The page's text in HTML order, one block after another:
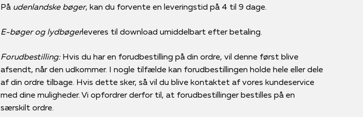
På udenlandske bøger, kan du forvente en leveringstid på 4 til 9 dage.
E-bøger og lydbøgerleveres til download umiddelbart efter betaling.
Forudbestilling:Hvis du har en forudbestilling på din ordre, vil denne først blive
afsendt, når den udkommer. I nogle tilfælde kan forudbestillingen holde hele eller dele
af din ordre tilbage. Hvis dette sker, så vil du blive kontaktet af vores kundeservice
med dine muligheder. Vi opfordrer derfor til, at forudbestillinger bestilles på en
særskilt ordre.